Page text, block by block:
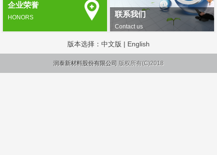
联系我们
Contact us
企业荣誉
HONORS
版本选择： 中文版 | English
润泰新材料股份有限公司 版权所有(C)2018